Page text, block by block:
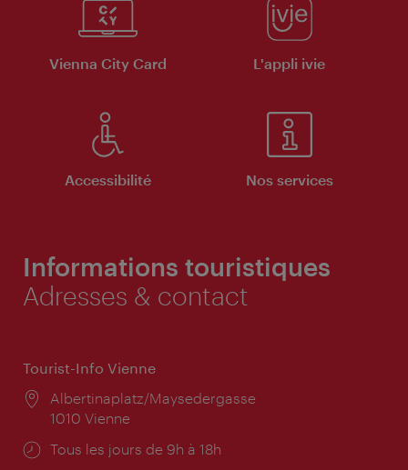
Vienna City Card L'appli ivie
Accessibilité Nos services
Informations touristiques
Adresses & contact
Tourist-Info Vienne
Lieu:
Albertinaplatz/Maysedergasse
1010 Vienne
Horaires
Tous les jours de 9h à 18h